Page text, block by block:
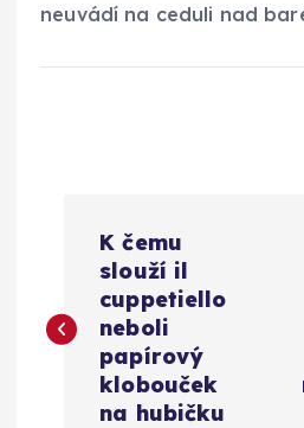
neuvádí na ceduli nad
v
K čemu
slouží il
cuppetiello
neboli
papírový
klobouček
na hubičku